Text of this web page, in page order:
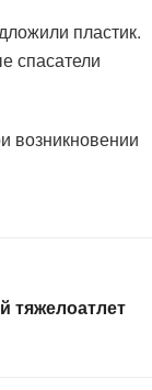
пластик.
спасатели
возникновении
тяжелоатлет